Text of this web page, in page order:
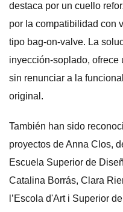
destaca por un cuello
por la compatibilidad con
tipo bag-on-valve. La
inyección-soplado, ofrece
sin renunciar a la
original.
También han sido
proyectos de Anna Clos,
Escuela Superior de
Catalina Borrás, Clara
l’Escola d'Art i Superior